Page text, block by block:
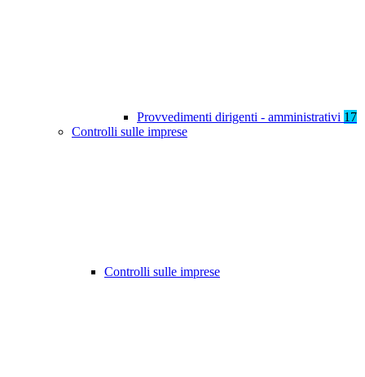
Provvedimenti dirigenti - amministrativi 17
Controlli sulle imprese
Controlli sulle imprese